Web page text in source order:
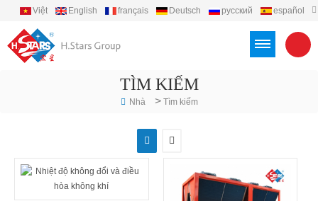
Việt English français Deutsch русский
español
TÌM KIẾM
Nhà > Tìm kiếm